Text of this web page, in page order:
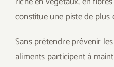
constitue une piste de plus
Sans prétendre prévenir
aliments participent à